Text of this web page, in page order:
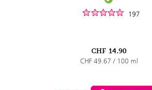
197
CHF 14.90
CHF 49.67 / 100 ml